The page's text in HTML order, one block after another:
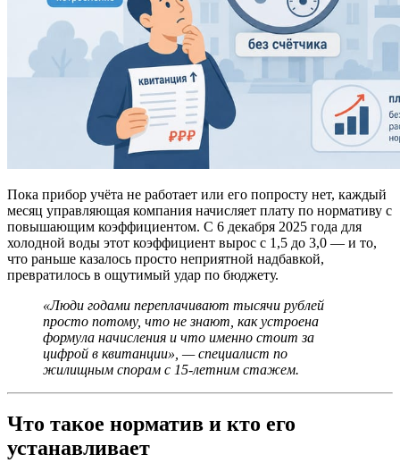
Пока прибор учёта не работает или его попросту нет, каждый
месяц управляющая компания начисляет плату по нормативу с
повышающим коэффициентом. С 6 декабря 2025 года для
холодной воды этот коэффициент вырос с 1,5 до 3,0 — и то,
что раньше казалось просто неприятной надбавкой,
превратилось в ощутимый удар по бюджету.
«Люди годами переплачивают тысячи рублей
просто потому, что не знают, как устроена
формула начисления и что именно стоит за
цифрой в квитанции», — специалист по
жилищным спорам с 15-летним стажем.
Что такое норматив и кто его
устанавливает